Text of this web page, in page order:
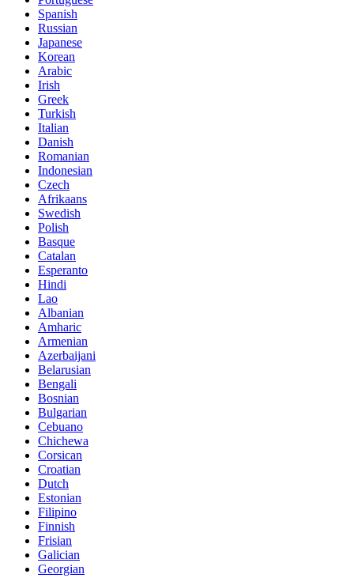
Spanish
Russian
Japanese
Korean
Arabic
Irish
Greek
Turkish
Italian
Danish
Romanian
Indonesian
Czech
Afrikaans
Swedish
Polish
Basque
Catalan
Esperanto
Hindi
Lao
Albanian
Amharic
Armenian
Azerbaijani
Belarusian
Bengali
Bosnian
Bulgarian
Cebuano
Chichewa
Corsican
Croatian
Dutch
Estonian
Filipino
Finnish
Frisian
Galician
Georgian